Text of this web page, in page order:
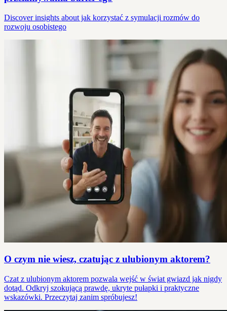
Discover insights about jak korzystać z symulacji rozmów do
rozwoju osobistego
O czym nie wiesz, czatując z ulubionym aktorem?
Czat z ulubionym aktorem pozwala wejść w świat gwiazd jak nigdy
dotąd. Odkryj szokującą prawdę, ukryte pułapki i praktyczne
wskazówki. Przeczytaj zanim spróbujesz!